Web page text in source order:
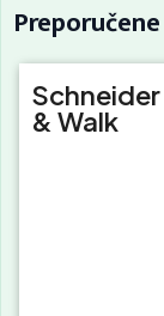
Schneider
& Walk